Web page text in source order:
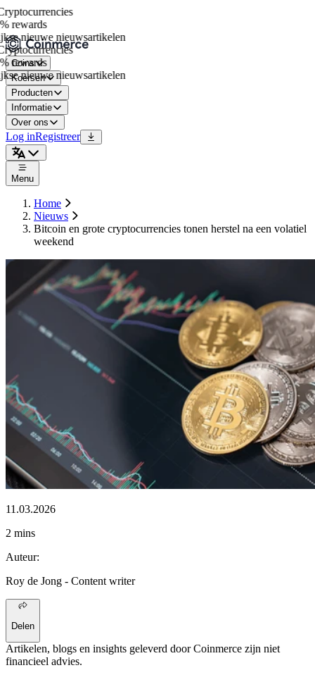
rewards
nieuwe nieuwsartikelen
rewards
nieuwe nieuwsartikelen
Coins
Koersen
Producten
Informatie
Over ons
Log inRegistreer
Menu
Home
Nieuws
Bitcoin en grote cryptocurrencies tonen herstel na een volatiel
weekend
11.03.2026
2 mins
Auteur:
Roy de Jong - Content writer
Delen
Artikelen, blogs en insights geleverd door Coinmerce zijn niet
financieel advies.